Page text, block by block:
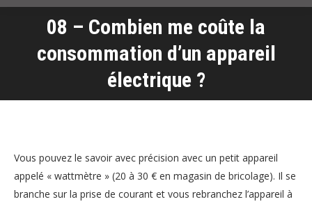
08 – Combien me coûte la
consommation d’un appareil
électrique ?
Vous êtes ici :
Vous pouvez le savoir avec précision avec un petit appareil
appelé « wattmètre » (20 à 30 € en magasin de bricolage). Il se
branche sur la prise de courant et vous rebranchez l’appareil à